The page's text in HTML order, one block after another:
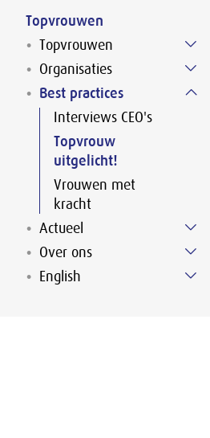
Topvrouwen
Topvrouwen
Organisaties
Best practices
Interviews CEO's
Topvrouw
uitgelicht!
Vrouwen met
kracht
Actueel
Over ons
English